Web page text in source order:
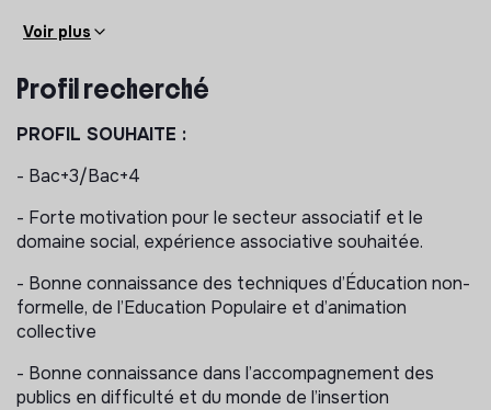
projet de mobilité à l’international (envoi/accueil) et
professionnel
Créer et gérerles projets locaux et ceux organisés
internationaux : préparer les jeunes au départ et
et internationaux
associatifs et institutionnels au niveau local et
international
des outils de suivi des actions
Voir plus
Profil recherché
PROFIL SOUHAITE :
- Bac+3/Bac+4
- Forte motivation pour le secteur associatif et le
domaine social, expérience associative souhaitée.
- Bonne connaissance des techniques d’Éducation non-
formelle, de l’Education Populaire et d’animation
collective
- Bonne connaissance dans l’accompagnement des
publics en difficulté et du monde de l’insertion